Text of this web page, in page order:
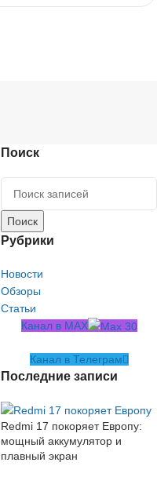
Поиск
Поиск
Рубрики
Новости
Обзоры
Статьи
Канал в MAX
Канал в Телеграм
Последние записи
Redmi 17 покоряет Европу:
мощный аккумулятор и
плавный экран